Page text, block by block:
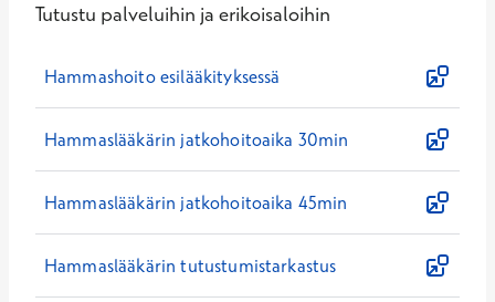
Tutustu palveluihin ja erikoisaloihin
Hammashoito esilääkityksessä
Hammaslääkärin jatkohoitoaika 30min
Hammaslääkärin jatkohoitoaika 45min
Hammaslääkärin tutustumistarkastus